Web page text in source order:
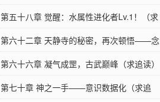
第五十八章 觉醒：水属性进化者Lv.1！（求
追读）
第六十二章 天静寺的秘密，再次顿悟——念
力场（求追读）
第六十六章 凝气成罡，古武巅峰（求追读）
第七十章 神之一手——意识数据化（求追